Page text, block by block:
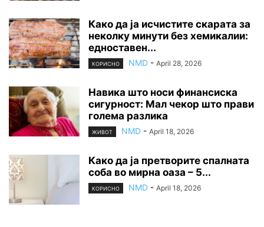
Како да ја исчистите скарата за
неколку минути без хемикалии:
едноставен...
КОРИСНО NMD - April 28, 2026
Навика што носи финансиска
сигурност: Мал чекор што прави
голема разлика
ЖИВОТ NMD - April 18, 2026
Како да ја претворите спалната
соба во мирна оаза – 5...
КОРИСНО NMD - April 18, 2026